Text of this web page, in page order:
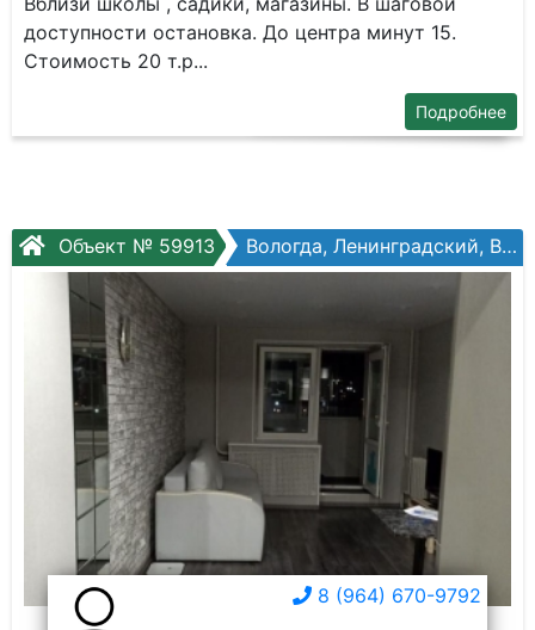
доступности остановка. До центра минут 15.
Стоимость 20 т.р...
Подробнее
Объект № 59913 Вологда, Ленинградский, Возрождения ул, №31а
8 (964) 670-9792